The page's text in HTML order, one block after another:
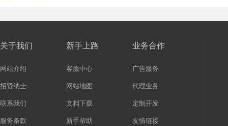
关于我们
网站介绍
招贤纳士
联系我们
服务条款
新手上路
客服中心
网站地图
文档下载
新手帮助
业务合作
广告服务
代理业务
定制开发
友情链接